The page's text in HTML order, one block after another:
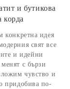
и бутикова
корда
конкретна идея
свят все
и идейни
с бързи
чувство и
придобива по-